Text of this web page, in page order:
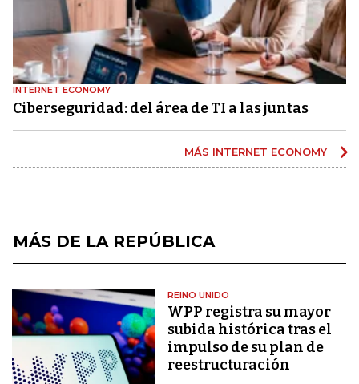
INTERNET ECONOMY
Ciberseguridad: del área de TI a las juntas
MÁS INTERNET ECONOMY
MÁS DE LA REPÚBLICA
REINO UNIDO
WPP registra su mayor
subida histórica tras el
impulso de su plan de
reestructuración